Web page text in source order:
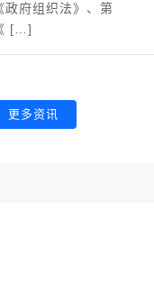
府组织法》、第
[…]
更多资讯